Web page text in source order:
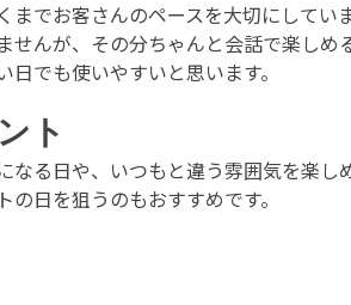
でお客さんのペースを大切にしていま
んが、その分ちゃんと会話で楽しめ
でも使いやすいと思います。
ト
る日や、いつもと違う雰囲気を楽し
日を狙うのもおすすめです。